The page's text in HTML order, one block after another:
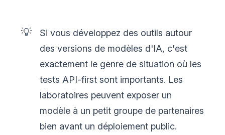
💡
Si vous développez des outils autour
des versions de modèles d'IA, c'est
exactement le genre de situation où les
tests API-first sont importants. Les
laboratoires peuvent exposer un
modèle à un petit groupe de partenaires
bien avant un déploiement public.